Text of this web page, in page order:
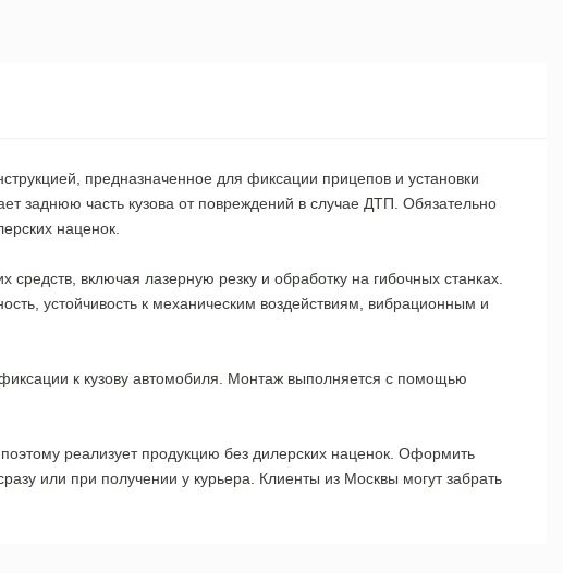
предназначенное для фиксации прицепов и установки
заднюю часть кузова от повреждений в случае ДТП. Обязательно
наценок.
включая лазерную резку и обработку на гибочных станках.
устойчивость к механическим воздействиям, вибрационным и
к кузову автомобиля. Монтаж выполняется с помощью
реализует продукцию без дилерских наценок. Оформить
или при получении у курьера. Клиенты из Москвы могут забрать